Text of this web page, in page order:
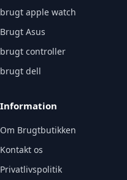
brugt apple watch
Brugt Asus
brugt controller
brugt dell
Information
Om Brugtbutikken
Kontakt os
Privatlivspolitik